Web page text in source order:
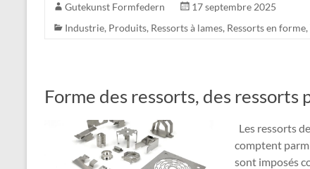
Gutekunst Formfedern
17 septembre 2025
Industrie, Produits, Ressorts à lames, Ressorts en forme,
Forme des ressorts, des ressorts
Les ressorts
comptent
sont imposés